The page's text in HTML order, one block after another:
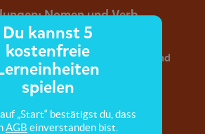
Nomen und Verb
übst du die richtige Getrennt- und
von Nomen-Verb-
Verbindungen.
Du kannst 5
kostenfreie
spielen
„Start“ bestätigst du, dass
AGB einverstanden bist.